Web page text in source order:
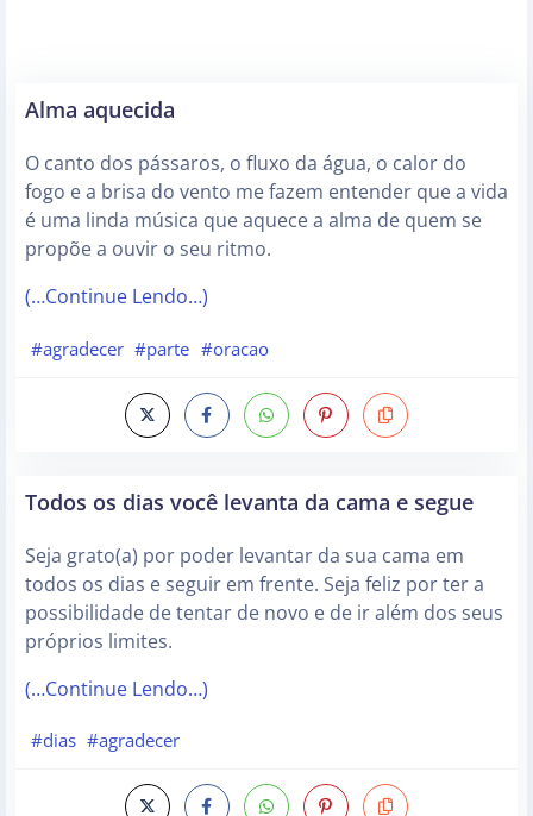
Alma aquecida
O canto dos pássaros, o fluxo da água, o calor do
fogo e a brisa do vento me fazem entender que a vida
é uma linda música que aquece a alma de quem se
propõe a ouvir o seu ritmo.
(…Continue Lendo…)
#agradecer #parte #oracao
Todos os dias você levanta da cama e segue
Seja grato(a) por poder levantar da sua cama em
todos os dias e seguir em frente. Seja feliz por ter a
possibilidade de tentar de novo e de ir além dos seus
próprios limites.
(…Continue Lendo…)
#dias #agradecer